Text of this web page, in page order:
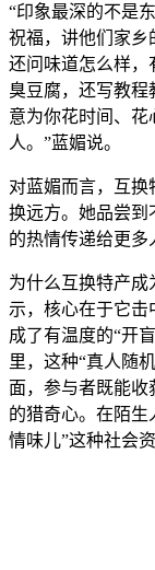
“印象最深的不是
祝福，讲他们家乡
还问味道怎么样，
臭豆腐，还写教
意为你花时间、
人。”蓝媚说。
对蓝媚而言，互换
换远方。她品尝到
的热情传递给更多
为什么互换特产成
示，核心在于它击
成了有温度的“开
里，这种“真人随
面，参与者既能收
的猎奇心。在陌生
情味儿”这种社会